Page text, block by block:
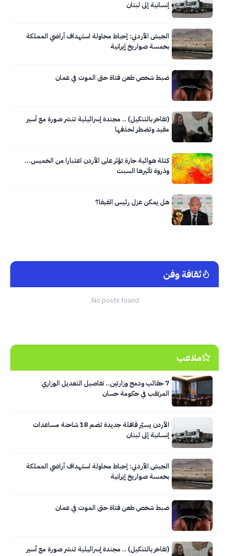
إنسانية إلى لبنان
الجيش الأردني: إحباط محاولة استهداف أراضي المملكة
بخمسة صواريخ إيرانية
ضبط شخص طعن فتاة حتى الموت في عمان
(تفاخر بالتنكيل) .. مجندة إسرائيلية تنشر صورة مع أسير
مقيد وتضطر لحذفها
كتلة هوائية حارة تؤثر على الأردن اعتبارا من الخميس…
وذروة تأثيرها السبت
هل يمكن عزل رئيس الفيفا؟
ثقافة وفن
No posts found.
ملاعب
7 حقائب ودمج وزارتين.. تفاصيل التعديل الوزاري
المرتقب في حكومة حسان
الأردن يسيّر قافلة جديدة تضم 18 شاحنة مساعدات
إنسانية إلى لبنان
الجيش الأردني: إحباط محاولة استهداف أراضي المملكة
بخمسة صواريخ إيرانية
ضبط شخص طعن فتاة حتى الموت في عمان
(تفاخر بالتنكيل) .. مجندة إسرائيلية تنشر صورة مع أسير